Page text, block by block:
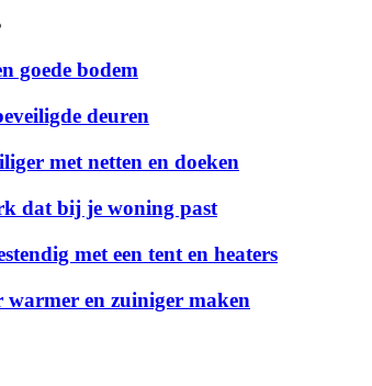
goede bodem
deuren
met netten en doeken
dat bij je woning past
met een tent en heaters
en zuiniger maken